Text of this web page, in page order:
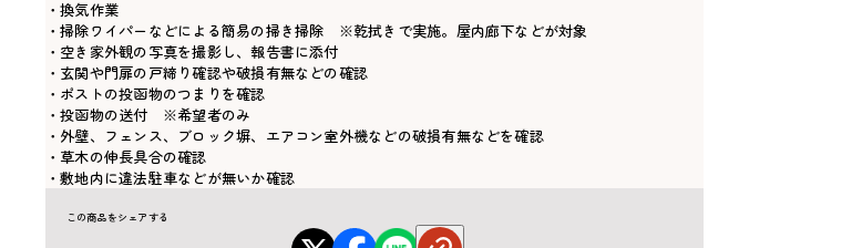
・換気作業
・掃除ワイパーなどによる簡易の掃き掃除 ※乾拭きで実施。屋内廊下などが対象
・空き家外観の写真を撮影し、報告書に添付
・玄関や門扉の戸締り確認や破損有無などの確認
・ポストの投函物のつまりを確認
・投函物の送付 ※希望者のみ
・外壁、フェンス、ブロック塀、エアコン室外機などの破損有無などを確認
・草木の伸長具合の確認
・敷地内に違法駐車などが無いか確認
この商品をシェアする